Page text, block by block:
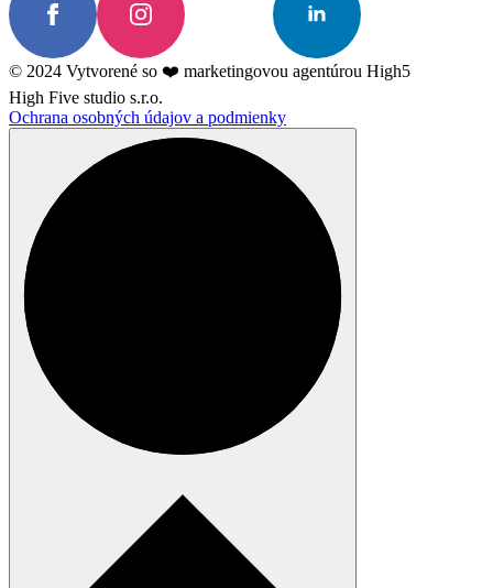
© 2024 Vytvorené so ❤️ marketingovou agentúrou High5
High Five studio s.r.o.
Ochrana osobných údajov a podmienky